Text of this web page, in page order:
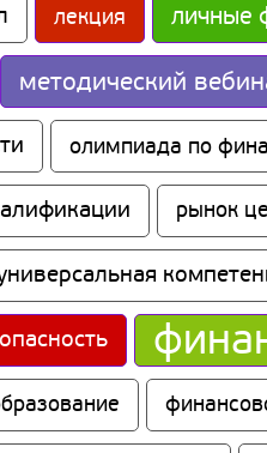
лекция личные
методический
олимпиада по
рынок